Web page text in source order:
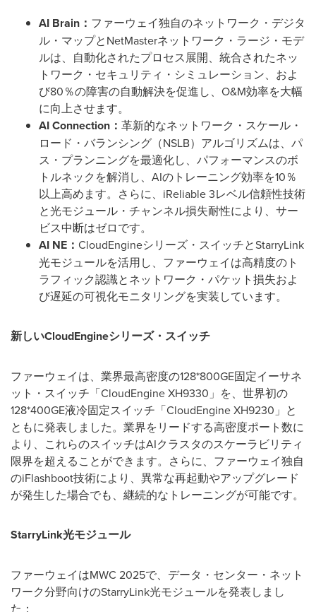
AI Brain ： ファーウェイ独自のネットワーク・デジタ
ル・マップとNetMasterネットワーク・ラージ・モデ
ルは、自動化されたプロセス展開、統合されたネッ
トワーク・セキュリティ・シミュレーション、およ
び80％の障害の自動解決を促進し、O&M効率を大幅
に向上させます。
AI Connection ： 革新的なネットワーク・スケール・
ロード・バランシング（NSLB）アルゴリズムは、パ
ス・プランニングを最適化し、パフォーマンスのボ
トルネックを解消し、AIのトレーニング効率を10％
以上高めます。さらに、iReliable 3レベル信頼性技術
と光モジュール・チャンネル損失耐性により、サー
ビス中断はゼロです。
AI NE ： CloudEngineシリーズ・スイッチとStarryLink
光モジュールを活用し、ファーウェイは高精度のト
ラフィック認識とネットワーク・パケット損失およ
び遅延の可視化モニタリングを実装しています。
新しいCloudEngineシリーズ・スイッチ
ファーウェイは、業界最高密度の128*800GE固定イーサネ
ット・スイッチ「CloudEngine XH9330」を、世界初の
128*400GE液冷固定スイッチ「CloudEngine XH9230」と
ともに発表しました。業界をリードする高密度ポート数に
より、これらのスイッチはAIクラスタのスケーラビリティ
限界を超えることができます。さらに、ファーウェイ独自
のiFlashboot技術により、異常な再起動やアップグレード
が発生した場合でも、継続的なトレーニングが可能です。
StarryLink光モジュール
ファーウェイはMWC 2025で、データ・センター・ネット
ワーク分野向けのStarryLink光モジュールを発表しまし
た：